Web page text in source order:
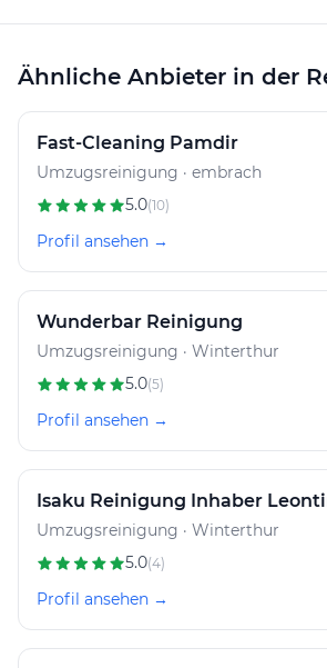
Ähnliche Anbieter in der
Fast-Cleaning Pamdir
Umzugsreinigung · embrach
5.0(10)
Profil ansehen →
Wunderbar Reinigung
Umzugsreinigung · Winterthur
5.0(5)
Profil ansehen →
Isaku Reinigung Inhaber
Umzugsreinigung · Winterthur
5.0(4)
Profil ansehen →